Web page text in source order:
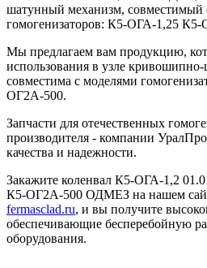
шатунный механизм, совместимый
гомогенизаторов: К5-ОГА-1,25
Мы предлагаем вам продукцию,
использования в узле
совместима с моделями
ОГ2А-500.
Запчасти для отечественных
производителя - компании
качества и надежности.
Закажите коленвал К5-ОГА-1,2
К5-ОГ2А-500 ОДМЕЗ на нашем
fermasclad.ru, и вы получите
обеспечивающие бесперебойную
оборудования.